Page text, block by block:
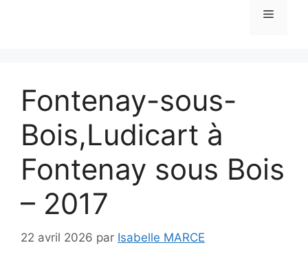
Menu
Fontenay-sous-
Bois,Ludicart à
Fontenay sous Bois
– 2017
22 avril 2026 par Isabelle MARCE